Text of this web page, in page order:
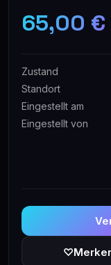
65,00 €
Zustand
Standort
Eingestellt am
Eingestellt von
♡